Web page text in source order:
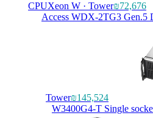
CPUXeon W · Tower
Access WDX-
Tower₪145,524
W3400G4-T